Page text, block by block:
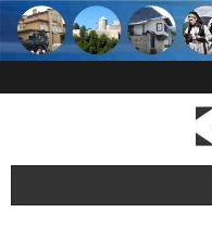
Skip
content